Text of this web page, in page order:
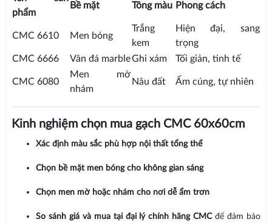
phẩm
Bề mặt Tông màu Phong cách
CMC 6610 Men bóng
Trắng
kem
Hiện đại, sang
trọng
CMC 6666
Vân đá marbleGhi xám Tối giản, tinh tế
CMC 6080
Men mờ
nhám
Nâu đất Ấm cúng, tự nhiên
Kinh nghiệm chọn mua gạch CMC 60x60cm
Xác định màu sắc phù hợp nội thất tổng thể
Chọn bề mặt men bóng cho không gian sáng
Chọn men mờ hoặc nhám cho nơi dễ ẩm trơn
So sánh giá và mua tại đại lý chính hãng CMCđể đảm bảo